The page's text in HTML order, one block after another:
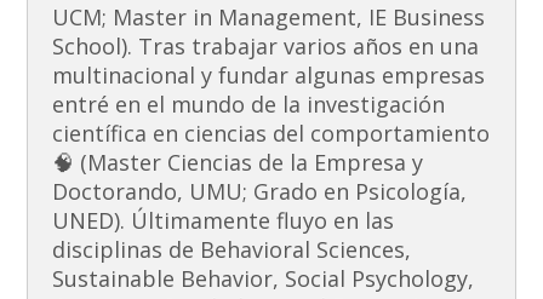
UCM; Master in Management, IE Business
School). Tras trabajar varios años en una
multinacional y fundar algunas empresas
entré en el mundo de la investigación
científica en ciencias del comportamiento
🧠 (Master Ciencias de la Empresa y
Doctorando, UMU; Grado en Psicología,
UNED). Últimamente fluyo en las
disciplinas de Behavioral Sciences,
Sustainable Behavior, Social Psychology,